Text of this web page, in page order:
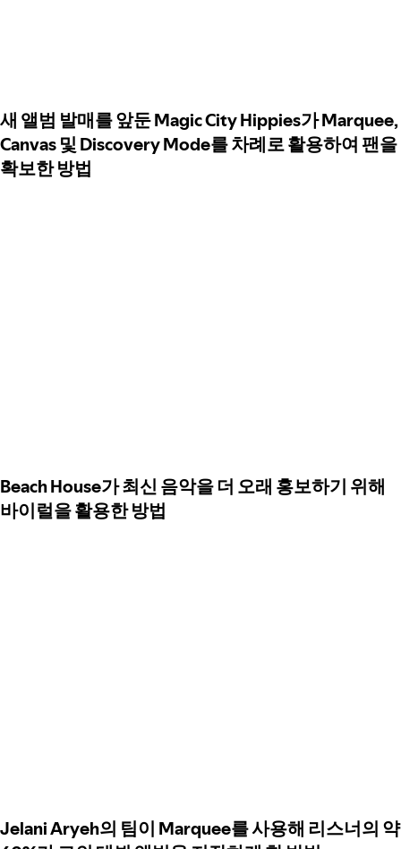
새 앨범 발매를 앞둔 Magic City Hippies가 Marquee,
Canvas 및 Discovery Mode를 차례로 활용하여 팬을
확보한 방법
Beach House가 최신 음악을 더 오래 홍보하기 위해
바이럴을 활용한 방법
Jelani Aryeh의 팀이 Marquee를 사용해 리스너의 약